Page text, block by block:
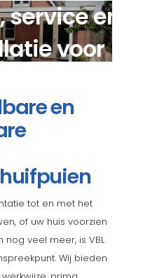
en
voor
en
tot en met het
of uw huis voorzien
veel meer, is VBL
Wij bieden